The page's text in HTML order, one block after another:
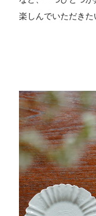
楽しんでいただきた